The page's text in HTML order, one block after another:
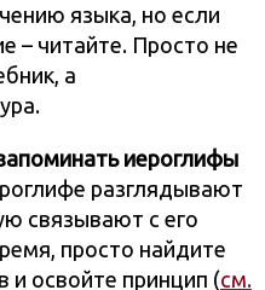
языка, но если
– читайте. Просто не
а
иероглифы
разглядывают
связывают с его
просто найдите
и освойте принцип (см.